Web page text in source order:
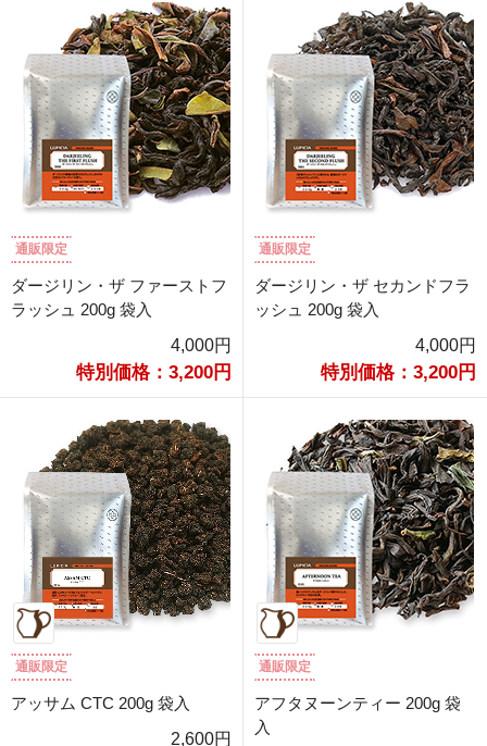
通販限定
ダージリン・ザ ファーストフ
ラッシュ 200g 袋入
4,000円
特別価格：3,200円
通販限定
ダージリン・ザ セカンドフラ
ッシュ 200g 袋入
4,000円
特別価格：3,200円
通販限定
アッサム CTC 200g 袋入
2,600円
通販限定
アフタヌーンティー 200g 袋
入